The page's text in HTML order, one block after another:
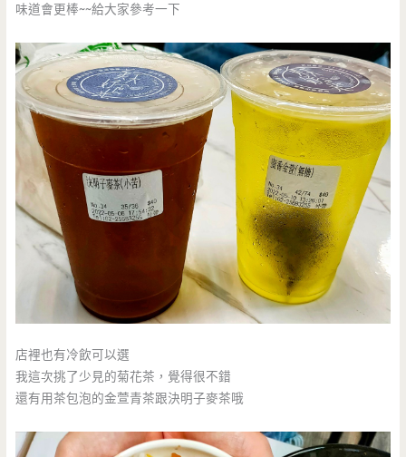
味道會更棒~~給大家參考一下
店裡也有冷飲可以選
我這次挑了少見的菊花茶，覺得很不錯
還有用茶包泡的金萱青茶跟決明子麥茶哦